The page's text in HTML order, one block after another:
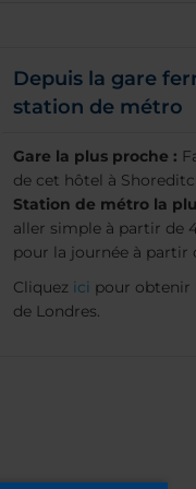
Depuis la gare
station de métro
Gare la plus proche :
de cet hôtel à
Station de métro la
aller simple à partir de
pour la journée à partir
Cliquez ici pour obtenir
de Londres.